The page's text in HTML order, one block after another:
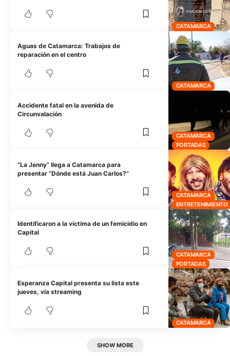
CATAMARCA
CATAMARCA
Aguas de Catamarca: Trabajos de
reparación en el centro
CATAMARCA
PORTADAS
Accidente fatal en la avenida de
Circunvalación
CATAMARCA
ENTRETENIMIENTO
“La Jenny” llega a Catamarca para
presentar “Dónde está Juan Carlos?”
CATAMARCA
PORTADAS
Identificaron a la víctima de un femicidio en
Capital
CATAMARCA
Esperanza Capital presenta su lista este
jueves, vía streaming
SHOW MORE